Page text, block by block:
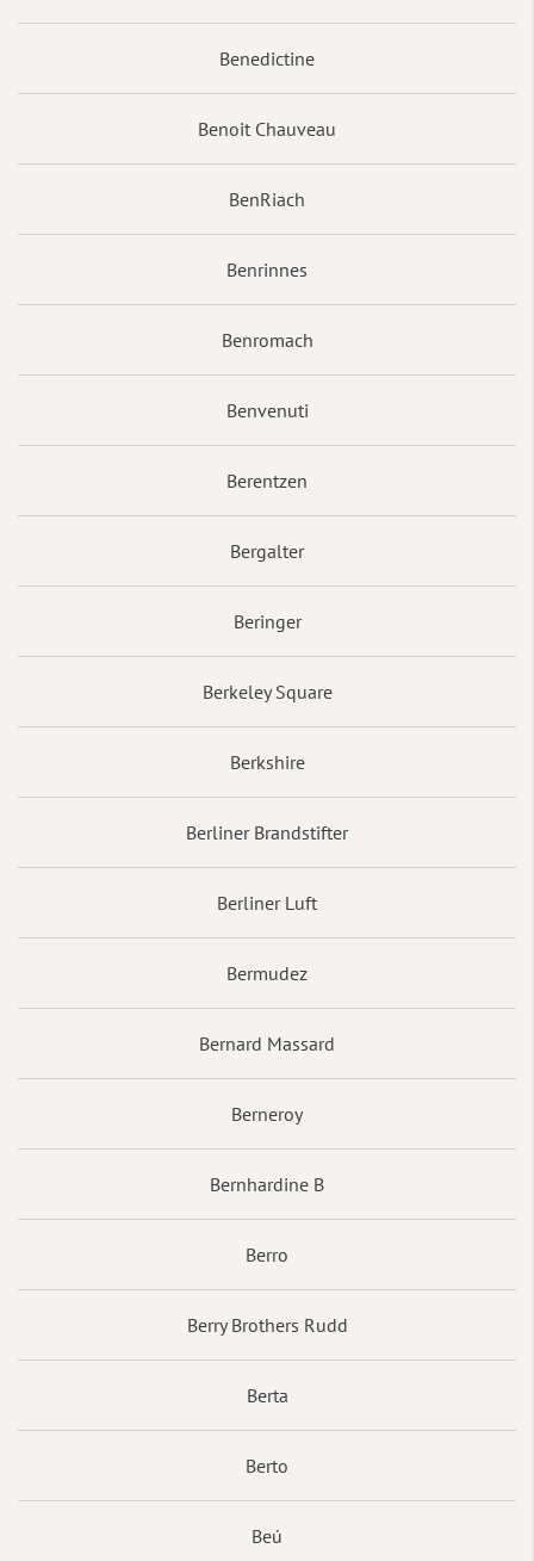
Benedictine
Benoit Chauveau
BenRiach
Benrinnes
Benromach
Benvenuti
Berentzen
Bergalter
Beringer
Berkeley Square
Berkshire
Berliner Brandstifter
Berliner Luft
Bermudez
Bernard Massard
Berneroy
Bernhardine B
Berro
Berry Brothers Rudd
Berta
Berto
Beú